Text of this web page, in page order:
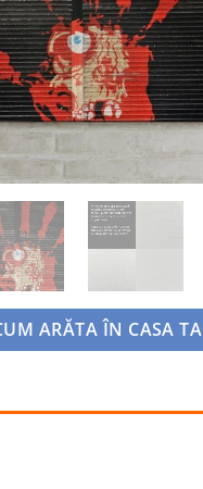
ARĂTA ÎN CASA TA